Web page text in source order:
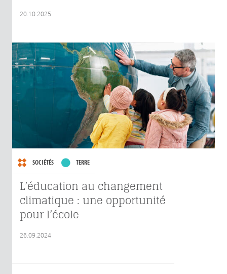
20.10.2025
SOCIÉTÉS TERRE
L’éducation au changement
climatique : une opportunité
pour l’école
26.09.2024